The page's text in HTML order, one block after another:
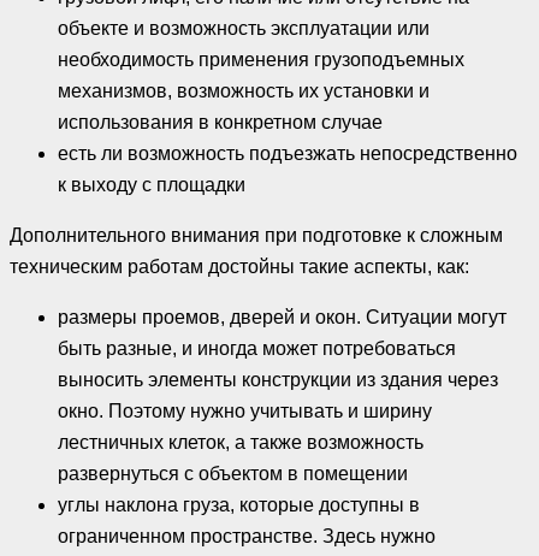
объекте и возможность эксплуатации или
необходимость применения грузоподъемных
механизмов, возможность их установки и
использования в конкретном случае
есть ли возможность подъезжать непосредственно
к выходу с площадки
Дополнительного внимания при подготовке к сложным
техническим работам достойны такие аспекты, как:
размеры проемов, дверей и окон. Ситуации могут
быть разные, и иногда может потребоваться
выносить элементы конструкции из здания через
окно. Поэтому нужно учитывать и ширину
лестничных клеток, а также возможность
развернуться с объектом в помещении
углы наклона груза, которые доступны в
ограниченном пространстве. Здесь нужно